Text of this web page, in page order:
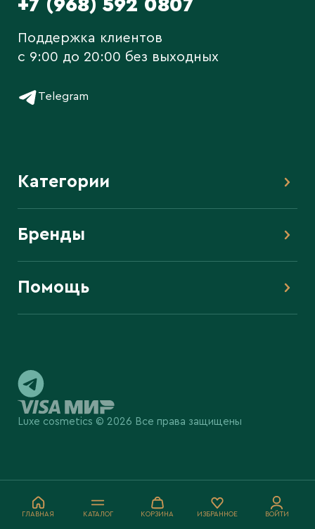
+7 (968) 592 0807
Поддержка клиентов
c 9:00 до 20:00 без выходных
Telegram
Категории
Бренды
Помощь
Luxe cosmetics © 2026 Все права защищены
ГЛАВНАЯ КАТАЛОГ КОРЗИНА ИЗБРАННОЕ ВОЙТИ